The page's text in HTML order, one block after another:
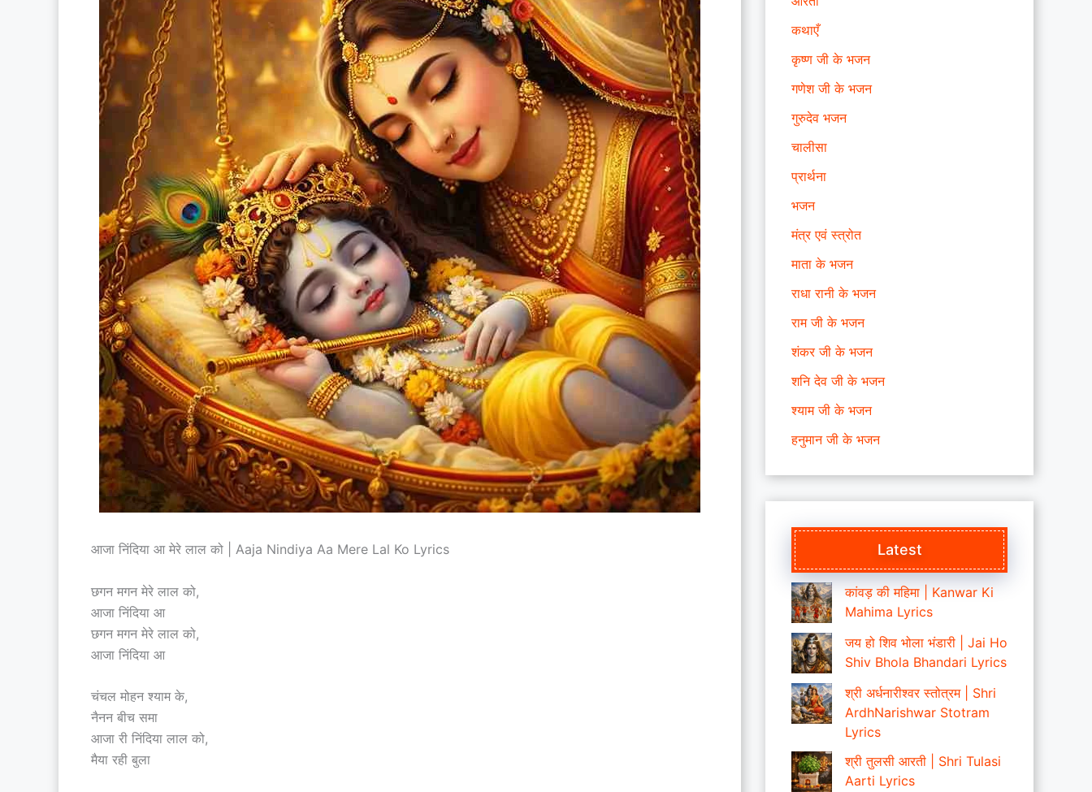
आजा निंदिया आ मेरे लाल को | Aaja Nindiya Aa Mere Lal Ko Lyrics
छगन मगन मेरे लाल को,
आजा निंदिया आ
छगन मगन मेरे लाल को,
आजा निंदिया आ
चंचल मोहन श्याम के,
नैनन बीच समा
आजा री निंदिया लाल को,
मैया रही बुला
कथाएँ
कृष्ण जी के भजन
गणेश जी के भजन
गुरुदेव भजन
चालीसा
प्रार्थना
भजन
मंत्र एवं स्त्रोत
माता के भजन
राधा रानी के भजन
राम जी के भजन
शंकर जी के भजन
शनि देव जी के भजन
श्याम जी के भजन
हनुमान जी के भजन
Latest
कांवड़ की महिमा | Kanwar Ki
Mahima Lyrics
जय हो शिव भोला भंडारी | Jai Ho
Shiv Bhola Bhandari Lyrics
श्री अर्धनारीश्वर स्तोत्रम | Shri
ArdhNarishwar Stotram
Lyrics
श्री तुलसी आरती | Shri Tulasi
Aarti Lyrics